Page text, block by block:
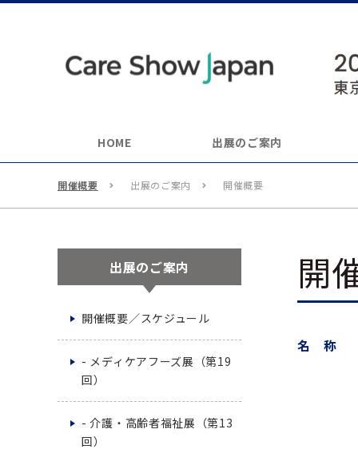
HOME 出展のご案内
開催概要 出展のご案内 開催概要
開
名 称
出展のご案内
開催概要／スケジュール
- メディケアフーズ展（第19
回）
- 介護・高齢者福祉展（第13
回）